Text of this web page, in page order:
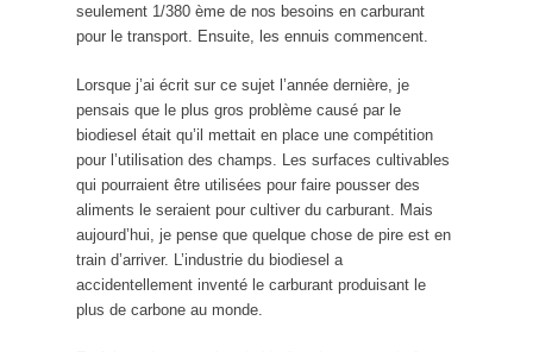
seulement 1/380 ème de nos besoins en carburant
pour le transport. Ensuite, les ennuis commencent.
Lorsque j’ai écrit sur ce sujet l’année dernière, je
pensais que le plus gros problème causé par le
biodiesel était qu’il mettait en place une compétition
pour l’utilisation des champs. Les surfaces cultivables
qui pourraient être utilisées pour faire pousser des
aliments le seraient pour cultiver du carburant. Mais
aujourd’hui, je pense que quelque chose de pire est en
train d’arriver. L’industrie du biodiesel a
accidentellement inventé le carburant produisant le
plus de carbone au monde.